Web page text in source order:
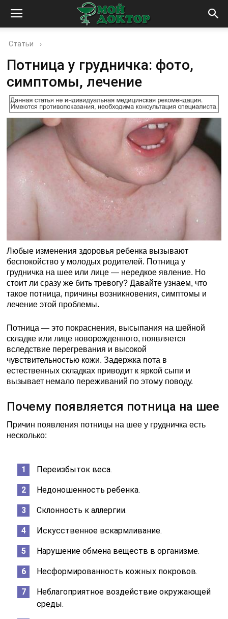
Статьи ›
Потница у грудничка: фото,
симптомы, лечение
Любые изменения здоровья ребенка вызывают
беспокойство у молодых родителей. Потница у
грудничка на шее или лице — нередкое явление. Но
стоит ли сразу же бить тревогу? Давайте узнаем, что
такое потница, причины возникновения, симптомы и
лечение этой проблемы.
Потница — это покраснения, высыпания на шейной
складке или лице новорожденного, появляется
вследствие перегревания и высокой
чувствительностью кожи. Задержка пота в
естественных складках приводит к яркой сыпи и
вызывает немало переживаний по этому поводу.
Почему появляется потница на шее
Причин появления потницы на шее у грудничка есть
несколько:
Переизбыток веса.
Недоношенность ребенка.
Склонность к аллергии.
Искусственное вскармливание.
Нарушение обмена веществ в организме.
Несформированность кожных покровов.
Неблагоприятное воздействие окружающей
среды.